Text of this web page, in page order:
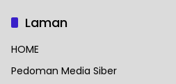
Laman
HOME
Pedoman Media Siber